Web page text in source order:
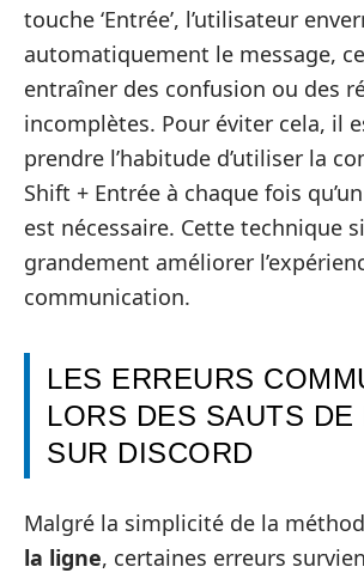
touche ‘Entrée’, l’utilisateur
automatiquement le message,
entraîner des confusion ou des
incomplètes. Pour éviter cela, il
prendre l’habitude d’utiliser la
Shift + Entrée à chaque fois
est nécessaire. Cette technique
grandement améliorer
communication.
LES ERREURS
LORS DES SAUTS DE
SUR DISCORD
Malgré la simplicité de la
la ligne, certaines erreurs